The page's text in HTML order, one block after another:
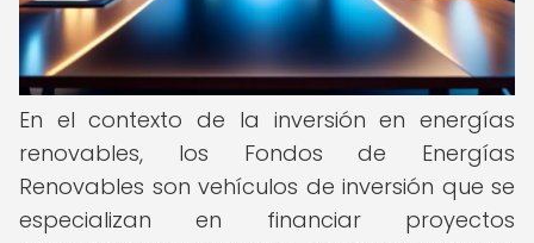
En el contexto de la inversión en energías
renovables, los Fondos de Energías
Renovables son vehículos de inversión que se
especializan en financiar proyectos